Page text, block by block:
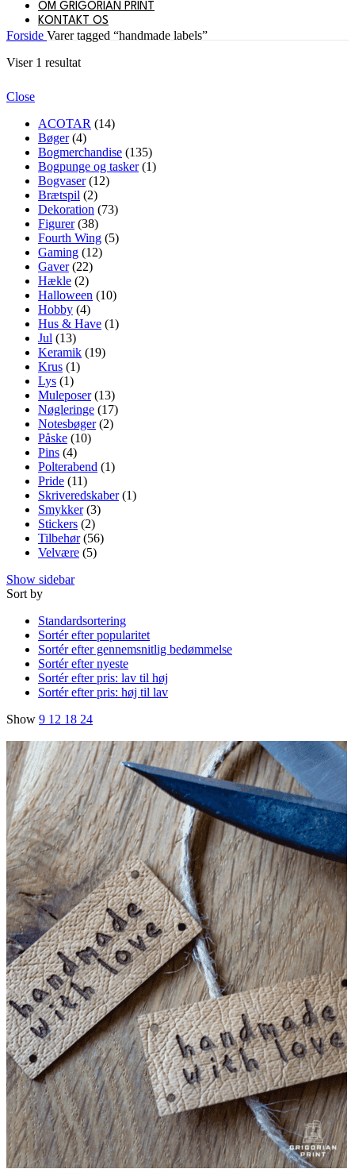
OM GRIGORIAN PRINT
KONTAKT OS
Forside Varer tagged “handmade labels”
Viser 1 resultat
Close
ACOTAR (14)
Bøger(4)
Bogmerchandise (135)
Bogpunge og tasker(1)
Bogvaser(12)
Brætspil (2)
Dekoration (73)
Figurer(38)
Fourth Wing (5)
Gaming (12)
Gaver(22)
Hækle (2)
Halloween (10)
Hobby (4)
Hus & Have (1)
Jul (13)
Keramik (19)
Krus (1)
Lys (1)
Muleposer(13)
Nøgleringe (17)
Notesbøger(2)
Påske (10)
Pins (4)
Polterabend (1)
Pride (11)
Skriveredskaber(1)
Smykker(3)
Stickers (2)
Tilbehør(56)
Velvære (5)
Show sidebar
Sort by
Standardsortering
Sortér efter popularitet
Sortér efter gennemsnitlig bedømmelse
Sortér efter nyeste
Sortér efter pris: lav til høj
Sortér efter pris: høj til lav
Show 9 12 18 24